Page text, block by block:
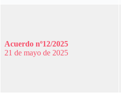
Acuerdo nº12/2025
21 de mayo de 2025